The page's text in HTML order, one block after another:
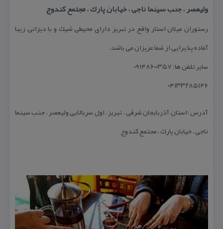
ولیعصر ، جنب سینما ناجی ، خیابان پارك ، مجتمع كندوج
رستوران میلان استار واقع در تبریز دارای محیطی شیك و با دیزانی زیبا
آماده پذیرایی از شما عزیزان می باشد.
سایر تلفن ها: ۰۹۱۴۸۶۰۰۳۵۷
۰۴۱۳۳۲۸۵۱۴۶
آدرس :استان آذربایجان شرقی ، تبریز ، اول سربالایی ولیعصر ، جنب سینما
ناجی ، خیابان پارك ، مجتمع كندوج